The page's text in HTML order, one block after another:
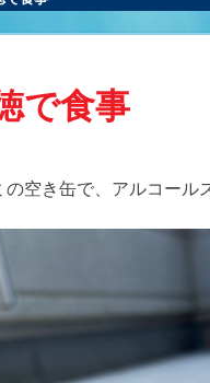
で食事
の空き缶で、アルコール